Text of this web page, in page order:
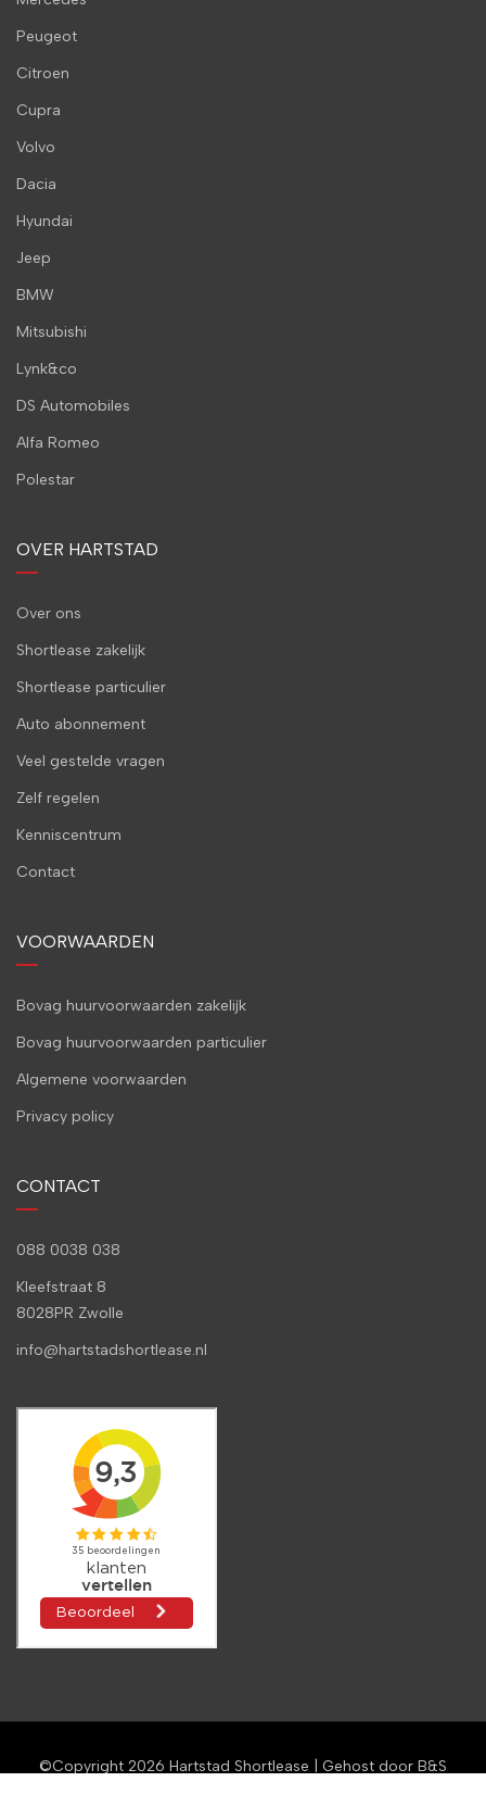
Peugeot
Citroen
Cupra
Volvo
Dacia
Hyundai
Jeep
BMW
Mitsubishi
Lynk&co
DS Automobiles
Alfa Romeo
Polestar
OVER HARTSTAD
Over ons
Shortlease zakelijk
Shortlease particulier
Auto abonnement
Veel gestelde vragen
Zelf regelen
Kenniscentrum
Contact
VOORWAARDEN
Bovag huurvoorwaarden zakelijk
Bovag huurvoorwaarden particulier
Algemene voorwaarden
Privacy policy
CONTACT
088 0038 038
Kleefstraat 8
8028PR Zwolle
info@hartstadshortlease.nl
©Copyright 2026 Hartstad Shortlease | Gehost door B&S